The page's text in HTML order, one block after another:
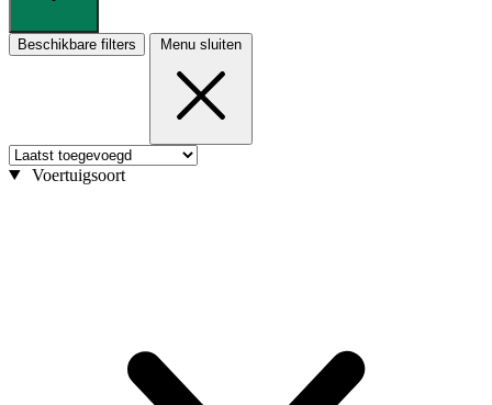
Beschikbare filters Menu sluiten
Voertuigsoort